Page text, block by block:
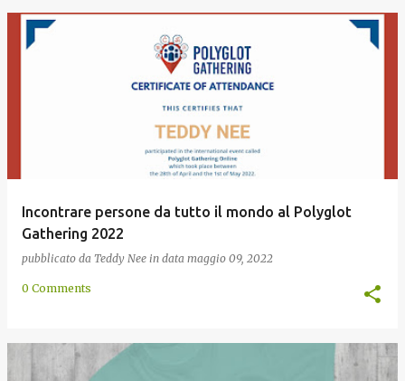
Incontrare persone da tutto il mondo al Polyglot
Gathering 2022
pubblicato da Teddy Nee in data maggio 09, 2022
0 Comments